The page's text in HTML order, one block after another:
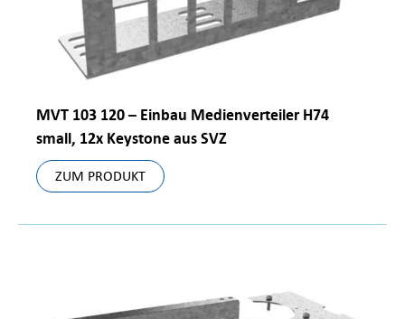
MVT 103 120 – Einbau Medienverteiler H74
small, 12x Keystone aus SVZ
ZUM PRODUKT